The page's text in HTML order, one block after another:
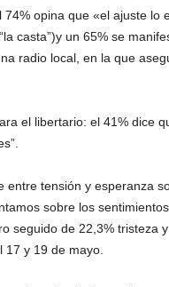
74% opina que «el ajuste
casta”)y un 65% se
radio local, en la que
el libertario: el 41% dice
entre tensión y esperanza
sobre los
seguido de 22,3% tristeza
y 19 de mayo.